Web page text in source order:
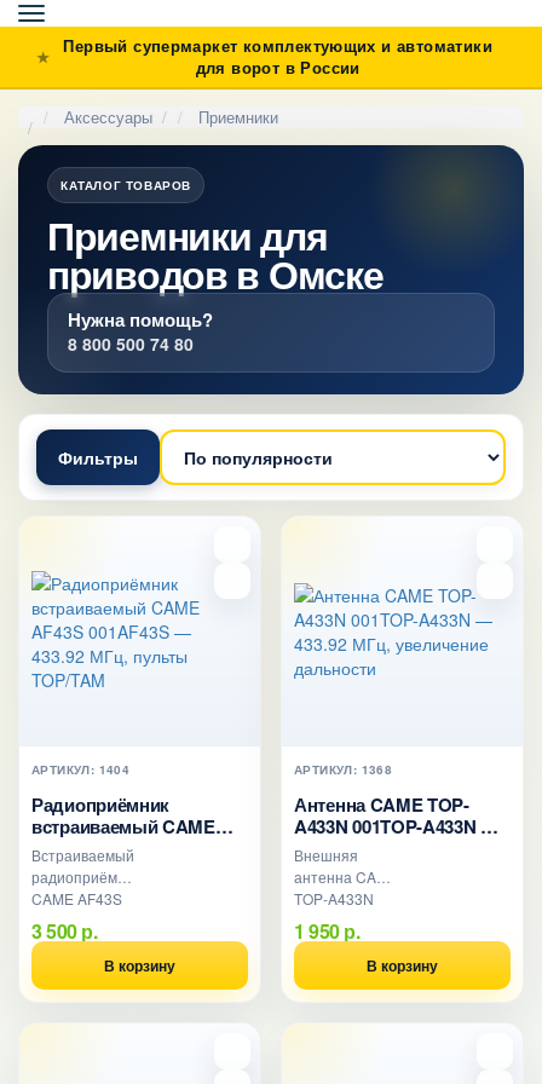
Toggle
navigation
Первый супермаркет комплектующих и автоматики
для ворот в России
Аксессуары Приемники
КАТАЛОГ ТОВАРОВ
Приемники для
приводов в Омске
Нужна помощь?
8 800 500 74 80
Фильтры
АРТИКУЛ: 1404
Радиоприёмник
встраиваемый CAME
AF43S 001AF43S —
433.92 МГц, пульты
TOP/TAM
Встраиваемый
радиоприёмник
CAME AF43S
433.92 МГц для
блоков
управления
CAME.
Работает с
3 500 р.
В корзину
АРТИКУЛ: 1368
Антенна CAME TOP-
A433N 001TOP-A433N —
433.92 МГц, увеличение
дальности
Внешняя
антенна CAME
TOP-A433N
433.92 МГц для
увеличения
приёма
пультов ворот
и шлагбаумов.
1 950 р.
В корзину